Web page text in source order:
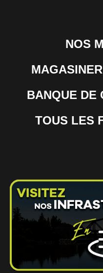
NOS
BANQUE DE
TOUS LES